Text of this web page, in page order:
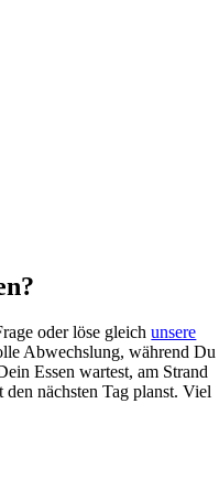
oder löse gleichunsere
Abwechslung, während Du
Essen wartest, am Strand
nächsten Tag planst. Viel